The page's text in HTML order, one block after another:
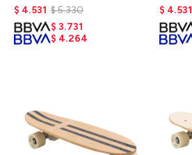
$ 4.531 $5.330
$ 3.731
$ 4.264
$ 4.531